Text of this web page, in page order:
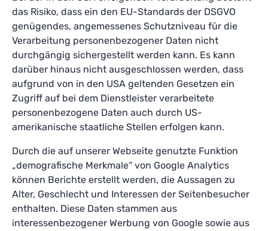
das Risiko, dass ein den EU-Standards der DSGVO
genügendes, angemessenes Schutzniveau für die
Verarbeitung personenbezogener Daten nicht
durchgängig sichergestellt werden kann. Es kann
darüber hinaus nicht ausgeschlossen werden, dass
aufgrund von in den USA geltenden Gesetzen ein
Zugriff auf bei dem Dienstleister verarbeitete
personenbezogene Daten auch durch US-
amerikanische staatliche Stellen erfolgen kann.
Durch die auf unserer Webseite genutzte Funktion
„demografische Merkmale“ von Google Analytics
können Berichte erstellt werden, die Aussagen zu
Alter, Geschlecht und Interessen der Seitenbesucher
enthalten. Diese Daten stammen aus
interessenbezogener Werbung von Google sowie aus